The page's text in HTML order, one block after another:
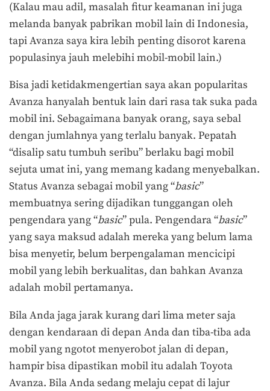
(Kalau mau adil, masalah fitur keamanan ini juga
melanda banyak pabrikan mobil lain di Indonesia,
tapi Avanza saya kira lebih penting disorot karena
populasinya jauh melebihi mobil-mobil lain.)
Bisa jadi ketidakmengertian saya akan popularitas
Avanza hanyalah bentuk lain dari rasa tak suka pada
mobil ini. Sebagaimana banyak orang, saya sebal
dengan jumlahnya yang terlalu banyak. Pepatah
“disalip satu tumbuh seribu” berlaku bagi mobil
sejuta umat ini, yang memang kadang menyebalkan.
Status Avanza sebagai mobil yang “basic”
membuatnya sering dijadikan tunggangan oleh
pengendara yang “basic” pula. Pengendara “basic”
yang saya maksud adalah mereka yang belum lama
bisa menyetir, belum berpengalaman mencicipi
mobil yang lebih berkualitas, dan bahkan Avanza
adalah mobil pertamanya.
Bila Anda jaga jarak kurang dari lima meter saja
dengan kendaraan di depan Anda dan tiba-tiba ada
mobil yang ngotot menyerobot jalan di depan,
hampir bisa dipastikan mobil itu adalah Toyota
Avanza. Bila Anda sedang melaju cepat di lajur